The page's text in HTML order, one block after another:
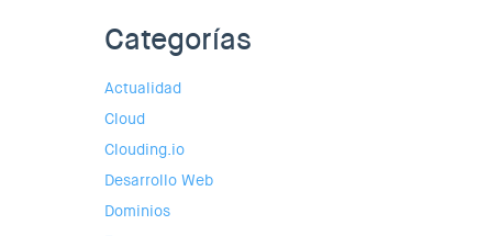
Categorías
Actualidad
Cloud
Clouding.io
Desarrollo Web
Dominios